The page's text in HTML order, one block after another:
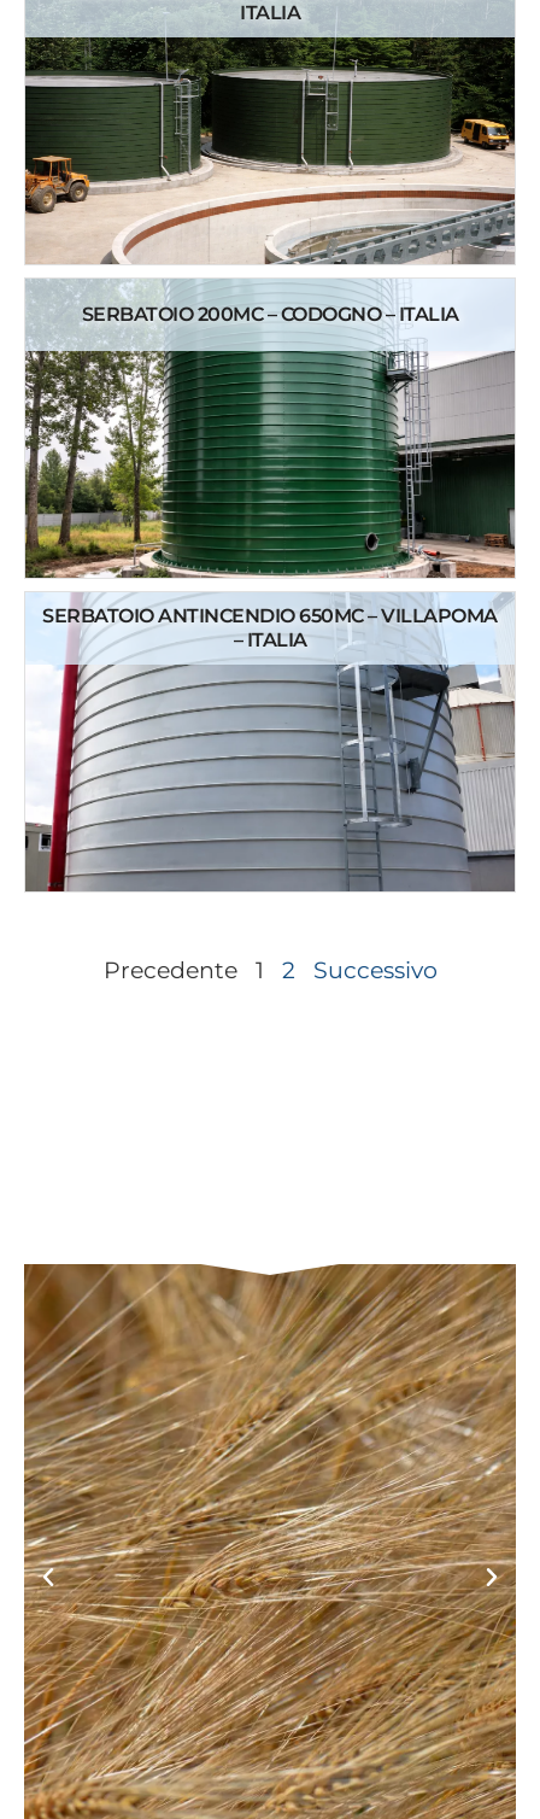
ITALIA
SERBATOIO 200MC – CODOGNO – ITALIA
SERBATOIO ANTINCENDIO 650MC – VILLAPOMA
– ITALIA
Precedente 1 2 Successivo